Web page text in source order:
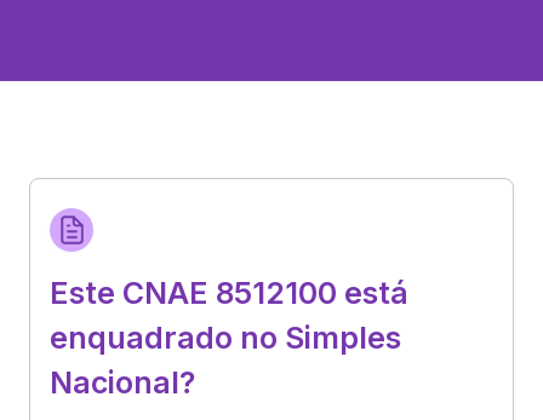
Este CNAE 8512100 está
enquadrado no Simples
Nacional?